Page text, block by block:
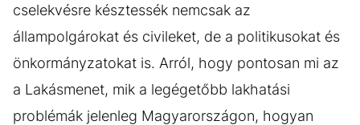
cselekvésre késztessék nemcsak az
állampolgárokat és civileket, de a politikusokat és
önkormányzatokat is. Arról, hogy pontosan mi az
a Lakásmenet, mik a legégetőbb lakhatási
problémák jelenleg Magyarországon, hogyan